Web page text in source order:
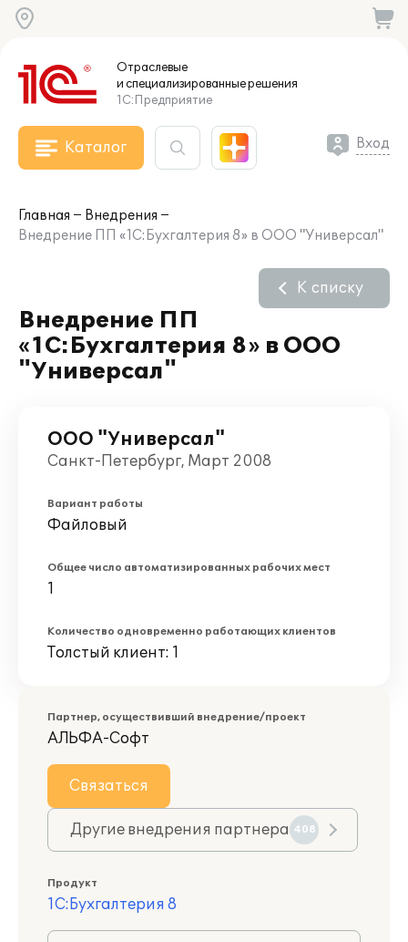
Отраслевые
и специализированныерешения
1С:Предприятие
Каталог Вход
Главная
Внедрения
Внедрение ПП «1С:Бухгалтерия 8» в ООО "Универсал"
Внедрение ПП
«1С:Бухгалтерия 8» в ООО
"Универсал"
К списку
ООО "Универсал"
Санкт-Петербург, Март 2008
Вариант работы
Файловый
Общее число автоматизированных рабочих мест
1
Количество одновременно работающих клиентов
Толстый клиент: 1
Партнер, осуществивший внедрение/проект
АЛЬФА-Софт
Связаться
Другие внедрения партнера 408
Продукт
1С:Бухгалтерия 8